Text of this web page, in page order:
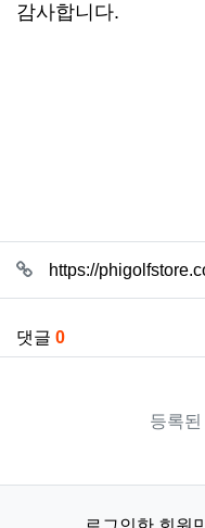
감사합니다.
관련자료
https://
댓글 0
등록